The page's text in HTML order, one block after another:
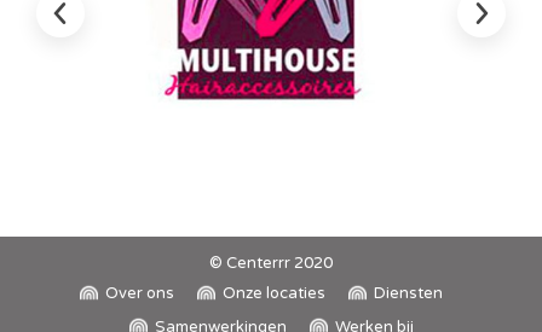
© Centerrr 2020
Over ons
Onze locaties
Diensten
Samenwerkingen
Werken bij